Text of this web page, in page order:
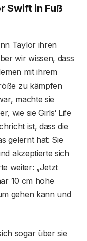
Swift in Fuß
Taylor ihren
wir wissen, dass
mit ihrem
zu kämpfen
machte sie
wie sie Girls‘ Life
ist, dass die
gelernt hat: Sie
akzeptierte sich
weiter: „Jetzt
10 cm hohe
gehen kann und
sogar über sie